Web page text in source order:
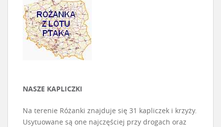
NASZE KAPLICZKI
Na terenie Różanki znajduje się 31 kapliczek i krzyży.
Usytuowane są one najczęściej przy drogach oraz